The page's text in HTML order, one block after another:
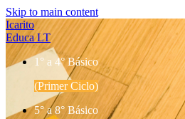
Skip to main content
Icarito
Educa LT
1° a 4° Básico
(Primer Ciclo)
5° a 8° Básico